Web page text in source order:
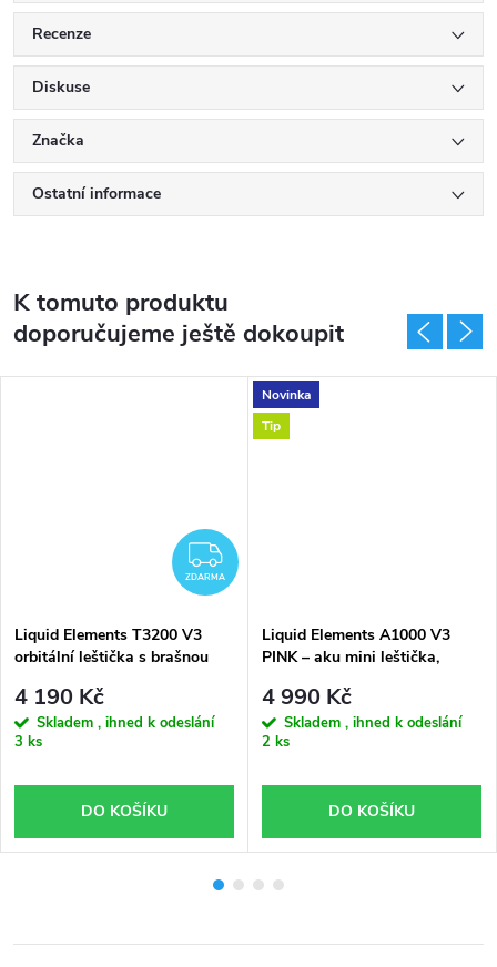
Recenze
Diskuse
Značka
Ostatní informace
K tomuto produktu
doporučujeme ještě dokoupit
ZDARMA
ZDARMA
Liquid Elements T3200 V3
orbitální leštička s brašnou
4 190 Kč
Skladem , ihned k odeslání
3 ks
DO KOŠÍKU
Novinka
Tip
Liquid Elements A1000 V3
PINK – aku mini leštička,
4 990 Kč
Skladem , ihned k odeslání
2 ks
DO KOŠÍKU